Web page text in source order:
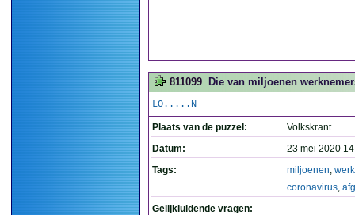
811099 Die van miljoenen
LO.....N
Plaats van de puzzel:
Volkskrant
Datum:
23 mei 2020
Tags:
miljoenen,
coronavirus,
Gelijkluidende vragen: